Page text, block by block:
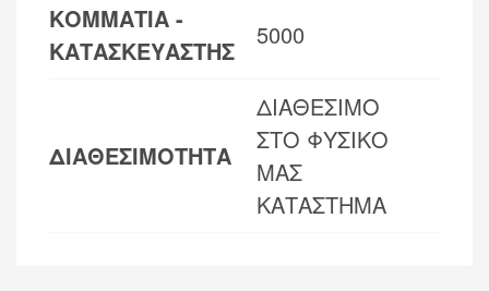
ΚΟΜΜΑΤΙΑ -
ΚΑΤΑΣΚΕΥΑΣΤΗΣ
5000
ΔΙΑΘΕΣΙΜΟΤΗΤΑ
ΔΙΑΘΕΣΙΜΟ
ΣΤΟ ΦΥΣΙΚΟ
ΜΑΣ
ΚΑΤΑΣΤΗΜΑ